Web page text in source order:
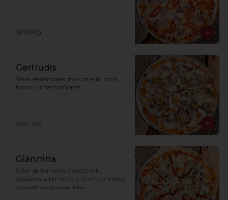
$17.990
Gertrudis
Salsa de tomates, mozzarella, pollo,
tocino y champiñones.
$18.990
Giannina
Salsa de tomates, mozzarella,
alcaparras, pimentón, champiñones y
corazones de alcachofa.